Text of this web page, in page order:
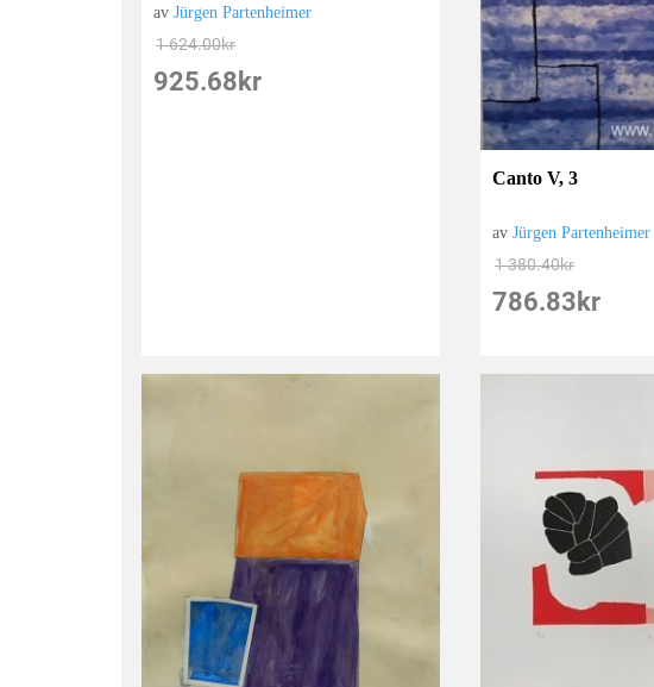
avJürgen Partenheimer
1 624.00kr
925.68 kr
Canto V, 3
avJürgen Partenheimer
1 380.40kr
786.83 kr